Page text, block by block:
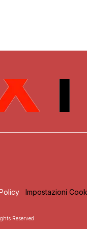
Impostazioni
Reserved